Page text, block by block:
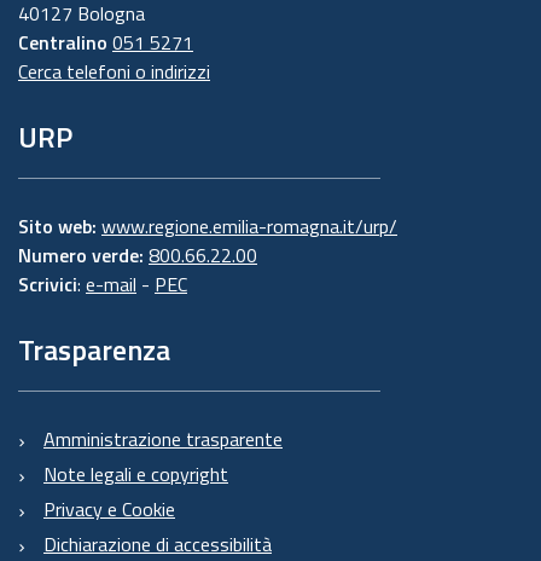
40127 Bologna
Centralino 051 5271
Cerca telefoni o indirizzi
URP
Sito web: www.regione.emilia-romagna.it/urp/
Numero verde: 800.66.22.00
Scrivici: e-mail - PEC
Trasparenza
Amministrazione trasparente
Note legali e copyright
Privacy e Cookie
Dichiarazione di accessibilità